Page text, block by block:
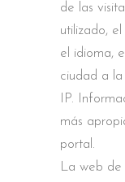
de las
utilizado,
el idioma,
ciudad a
IP.
más
portal.
La web de